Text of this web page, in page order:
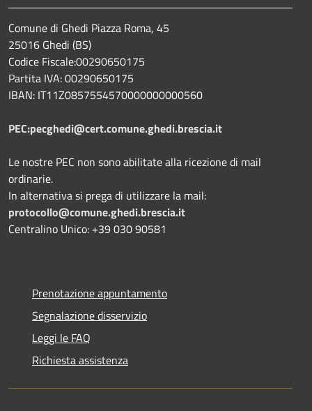
Comune di Ghedi Piazza Roma, 45
25016 Ghedi (BS)
Codice Fiscale:00290650175
Partita IVA: 00290650175
IBAN: IT11Z0857554570000000000560
PEC:pecghedi@cert.comune.ghedi.brescia.it
Le nostre PEC non sono abilitate alla ricezione di mail
ordinarie.
In alternativa si prega di utilizzare la mail:
protocollo@comune.ghedi.brescia.it
Centralino Unico: +39 030 90581
Prenotazione appuntamento
Segnalazione disservizio
Leggi le FAQ
Richiesta assistenza